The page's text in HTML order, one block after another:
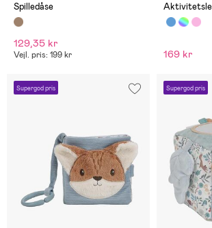
Spilledåse
129,35 kr
Vejl. pris: 199 kr 169 kr
Supergod pris Supergod pris